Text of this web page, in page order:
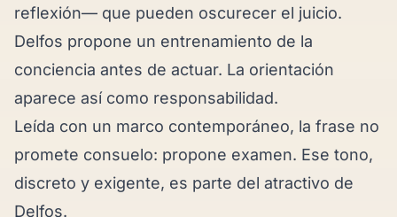
reflexión— que pueden oscurecer el juicio.
Delfos propone un entrenamiento de la
conciencia antes de actuar. La orientación
aparece así como responsabilidad.
Leída con un marco contemporáneo, la frase no
promete consuelo: propone examen. Ese tono,
discreto y exigente, es parte del atractivo de
Delfos.